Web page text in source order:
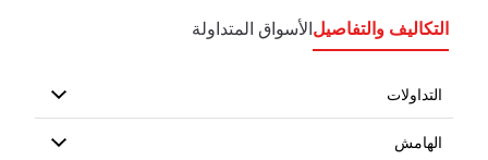
التكاليف والتفاصيلالأسواق المتداولة